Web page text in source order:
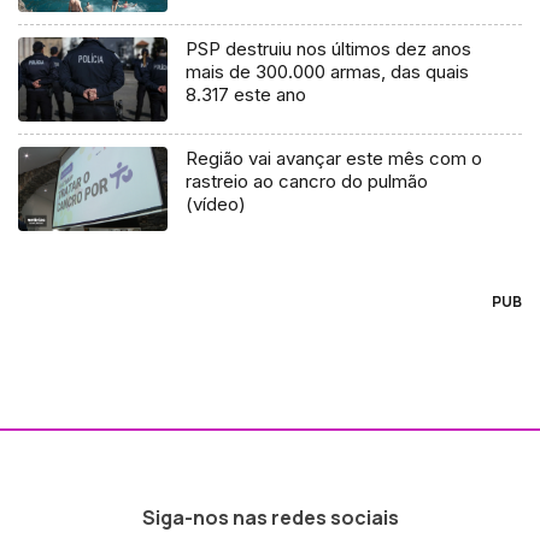
PSP destruiu nos últimos dez anos
mais de 300.000 armas, das quais
8.317 este ano
Região vai avançar este mês com o
rastreio ao cancro do pulmão
(vídeo)
PUB
Siga-nos nas redes sociais